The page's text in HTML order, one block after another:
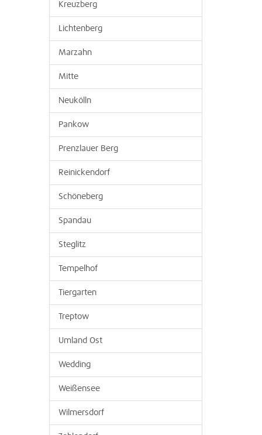
Kreuzberg
Lichtenberg
Marzahn
Mitte
Neukölln
Pankow
Prenzlauer Berg
Reinickendorf
Schöneberg
Spandau
Steglitz
Tempelhof
Tiergarten
Treptow
Umland Ost
Wedding
Weißensee
Wilmersdorf